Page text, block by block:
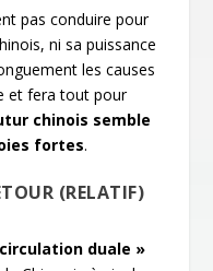
pas conduire pour
ni sa puissance
les causes
et fera tout pour
chinois semble
fortes.
(RELATIF)
duale »